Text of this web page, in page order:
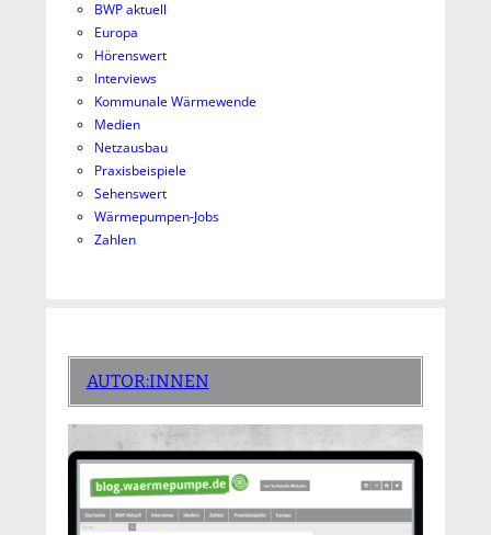
BWP aktuell
Europa
Hörenswert
Interviews
Kommunale Wärmewende
Medien
Netzausbau
Praxisbeispiele
Sehenswert
Wärmepumpen-Jobs
Zahlen
AUTOR:INNEN